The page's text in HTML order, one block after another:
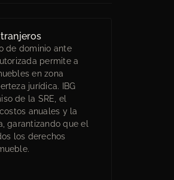
de dominio ante
permite a
en zona
jurídica. IBG
de la SRE, el
anuales y la
garantizando que el
los derechos